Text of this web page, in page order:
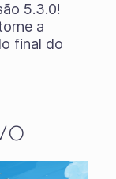
5.3.0!
a
final do